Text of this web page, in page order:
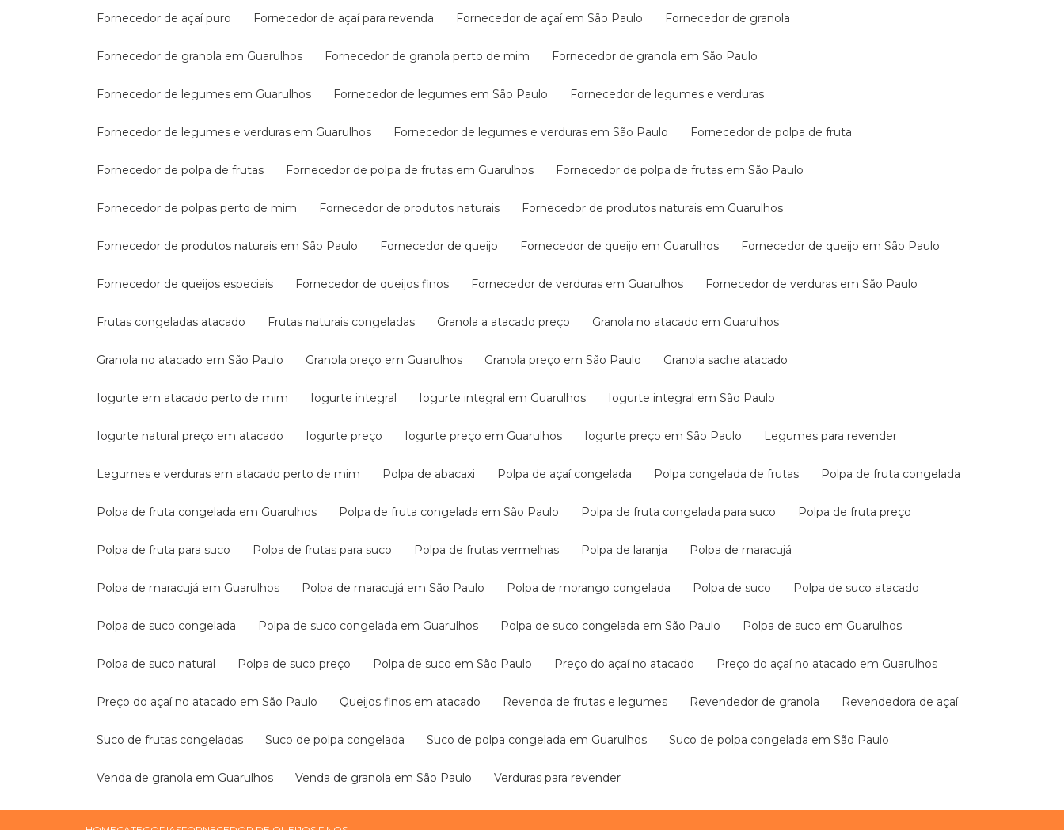
Fornecedor de açaí puro Fornecedor de açaí para revenda Fornecedor de açaí em São Paulo Fornecedor de granola
Fornecedor de granola em Guarulhos Fornecedor de granola perto de mim Fornecedor de granola em São Paulo
Fornecedor de legumes em Guarulhos Fornecedor de legumes em São Paulo Fornecedor de legumes e verduras
Fornecedor de legumes e verduras em Guarulhos Fornecedor de legumes e verduras em São Paulo Fornecedor de polpa de fruta
Fornecedor de polpa de frutas Fornecedor de polpa de frutas em Guarulhos Fornecedor de polpa de frutas em São Paulo
Fornecedor de polpas perto de mim Fornecedor de produtos naturais Fornecedor de produtos naturais em Guarulhos
Fornecedor de produtos naturais em São Paulo Fornecedor de queijo Fornecedor de queijo em Guarulhos Fornecedor de queijo em São Paulo
Fornecedor de queijos especiais Fornecedor de queijos finos Fornecedor de verduras em Guarulhos Fornecedor de verduras em São Paulo
Frutas congeladas atacado Frutas naturais congeladas Granola a atacado preço Granola no atacado em Guarulhos
Granola no atacado em São Paulo Granola preço em Guarulhos Granola preço em São Paulo Granola sache atacado
Iogurte em atacado perto de mim Iogurte integral Iogurte integral em Guarulhos Iogurte integral em São Paulo
Iogurte natural preço em atacado Iogurte preço Iogurte preço em Guarulhos Iogurte preço em São Paulo Legumes para revender
Legumes e verduras em atacado perto de mim Polpa de abacaxi Polpa de açaí congelada Polpa congelada de frutas Polpa de fruta congelada
Polpa de fruta congelada em Guarulhos Polpa de fruta congelada em São Paulo Polpa de fruta congelada para suco Polpa de fruta preço
Polpa de fruta para suco Polpa de frutas para suco Polpa de frutas vermelhas Polpa de laranja Polpa de maracujá
Polpa de maracujá em Guarulhos Polpa de maracujá em São Paulo Polpa de morango congelada Polpa de suco Polpa de suco atacado
Polpa de suco congelada Polpa de suco congelada em Guarulhos Polpa de suco congelada em São Paulo Polpa de suco em Guarulhos
Polpa de suco natural Polpa de suco preço Polpa de suco em São Paulo Preço do açaí no atacado Preço do açaí no atacado em Guarulhos
Preço do açaí no atacado em São Paulo Queijos finos em atacado Revenda de frutas e legumes Revendedor de granola Revendedora de açaí
Suco de frutas congeladas Suco de polpa congelada Suco de polpa congelada em Guarulhos Suco de polpa congelada em São Paulo
Venda de granola em Guarulhos Venda de granola em São Paulo Verduras para revender